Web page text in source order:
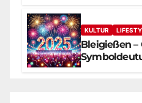
KULTUR
Bleigießen –